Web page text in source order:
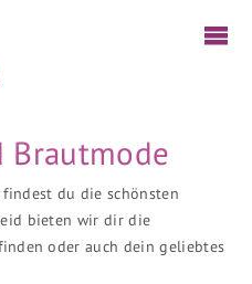
Brautmode
du die schönsten
bieten wir dir die
oder auch dein geliebtes